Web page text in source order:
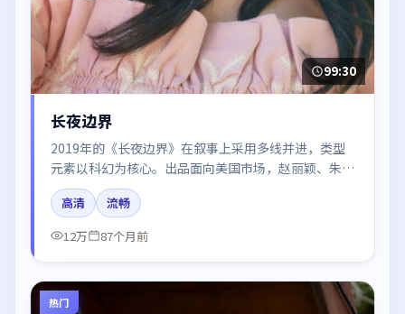
99:30
长夜边界
2019年的《长夜边界》在叙事上采用多线并进，类型
元素以科幻为核心。出品面向美国市场，赵丽颖、朱一
龙、王景春所饰角色推动关键反转，结尾留白引发讨
论。
高清
流畅
12万
87个月前
热门